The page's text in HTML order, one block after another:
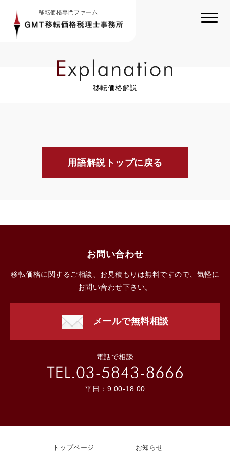
移転価格専門ファーム
移転価格解説
用語解説トップに戻る
お問い合わせ
移転価格に関するご相談、お見積もりは無料ですので、気軽に
お問い合わせ下さい。
メールで無料相談
電話で相談
平日：9:00-18:00
トップページ お知らせ